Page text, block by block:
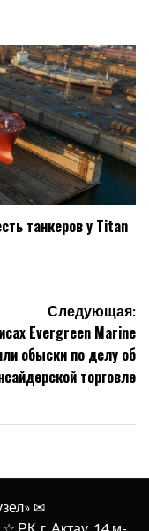
танкеров у Titan
Следующая:
Evergreen Marine
обыски по делу об
торговле
✉︎